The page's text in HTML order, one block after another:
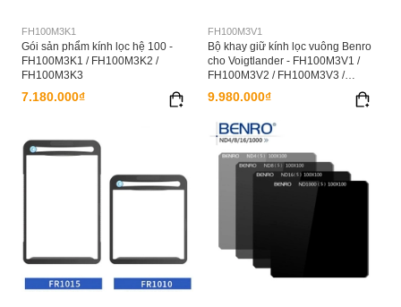
FH100M3K1
Gói sản phẩm kính lọc hệ 100 -
FH100M3K1 / FH100M3K2 /
FH100M3K3
7.180.000₫
FH100M3V1
Bộ khay giữ kính lọc vuông Benro
cho Voigtlander - FH100M3V1 /
FH100M3V2 / FH100M3V3 /
9.980.000₫